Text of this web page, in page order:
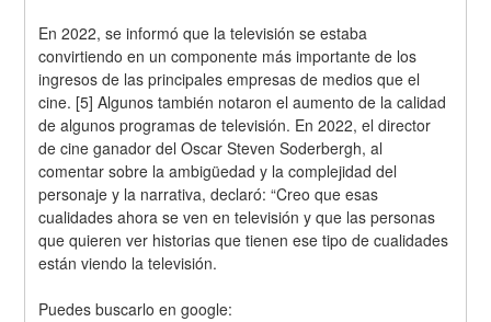
En 2022, se informó que la televisión se estaba
convirtiendo en un componente más importante de los
ingresos de las principales empresas de medios que el
cine. [5] Algunos también notaron el aumento de la calidad
de algunos programas de televisión. En 2022, el director
de cine ganador del Oscar Steven Soderbergh, al
comentar sobre la ambigüedad y la complejidad del
personaje y la narrativa, declaró: “Creo que esas
cualidades ahora se ven en televisión y que las personas
que quieren ver historias que tienen ese tipo de cualidades
están viendo la televisión.
Puedes buscarlo en google: